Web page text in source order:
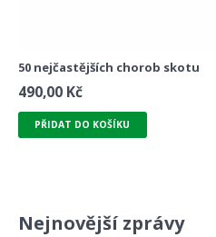
50 nejčastějších chorob skotu
490,00 Kč
PŘIDAT DO KOŠÍKU
Nejnovější zprávy